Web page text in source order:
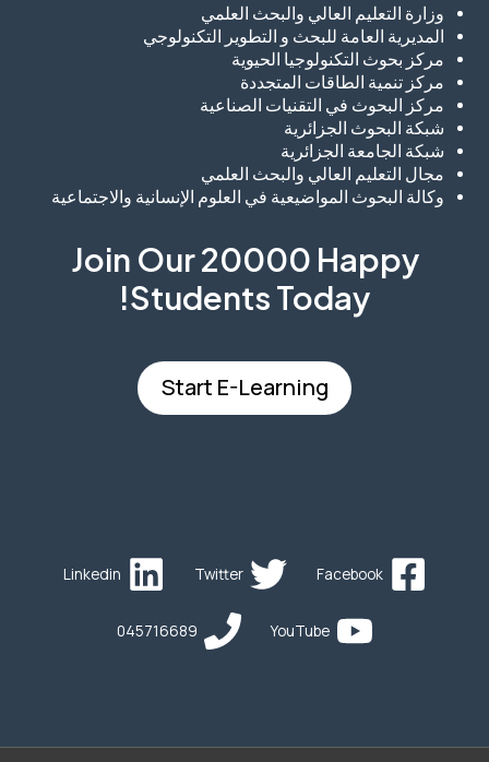
وزارة التعليم العالي والبحث العلمي
المديرية العامة للبحث و التطوير التكنولوجي
مركز بحوث التكنولوجيا الحيوية
مركز تنمية الطاقات المتجددة
مركز البحوث في التقنيات الصناعية
شبكة البحوث الجزائرية
شبكة الجامعة الجزائرية
مجال التعليم العالي والبحث العلمي
وكالة البحوث المواضيعية في العلوم الإنسانية والاجتماعية
Join Our 20000 Happy
Students​ Today!
Start E-Learning
Facebook
Twitter
Linkedin
YouTube
045716689